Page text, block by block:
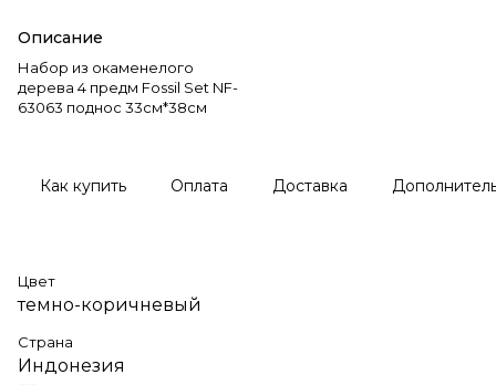
Описание
Набор из окаменелого
дерева 4 предм Fossil Set NF-
63063 поднос 33см*38см
Как купить Оплата Доставка
Цвет
темно-коричневый
Страна
Индонезия